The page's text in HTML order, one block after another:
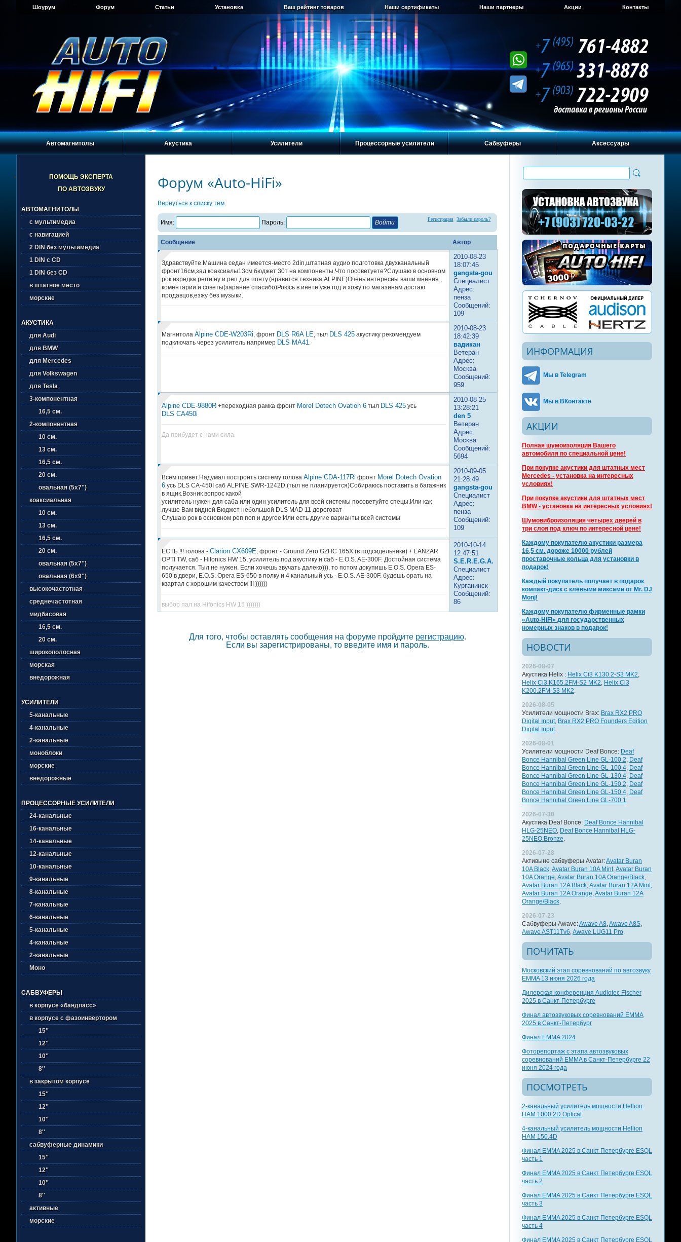
Шоурум Форум Статьи Установка Ваш рейтинг товаров Наши сертификаты Наши партнеры Акции Контакты
Автомагнитолы Акустика Усилители Процессорные усилители Сабвуферы Аксессуары
ПОМОЩЬ ЭКСПЕРТА
ПО АВТОЗВУКУ
АВТОМАГНИТОЛЫ
с мультимедиа
с навигацией
2 DIN без мультимедиа
1 DIN с CD
1 DIN без CD
в штатное место
морские
АКУСТИКА
для Audi
для BMW
для Mercedes
для Volkswagen
для Tesla
3-компонентная
16,5 см.
2-компонентная
10 см.
13 см.
16,5 см.
20 см.
овальная (5х7'')
коаксиальная
10 см.
13 см.
16,5 см.
20 см.
овальная (5х7'')
овальная (6х9'')
высокочастотная
среднечастотная
мидбасовая
16,5 см.
20 см.
широкополосная
морская
внедорожная
УСИЛИТЕЛИ
5-канальные
4-канальные
2-канальные
моноблоки
морские
внедорожные
ПРОЦЕССОРНЫЕ УСИЛИТЕЛИ
24-канальные
16-канальные
14-канальные
12-канальные
10-канальные
9-канальные
8-канальные
7-канальные
6-канальные
5-канальные
4-канальные
2-канальные
Моно
САБВУФЕРЫ
в корпусе «бандпасс»
в корпусе с фазоинвертором
15''
12''
10''
8''
в закрытом корпусе
15''
12''
10''
8''
сабвуферные динамики
15''
12''
10''
8''
активные
морские
Форум «Auto-HiFi»
Вернуться к списку тем
Имя: Пароль: Забыли пароль?
Регистрация
Сообщение Автор
Здравствуйте.Машина седан имеется-место 2din,штатная аудио подготовка двухканальный
фронт16см,зад коаксиалы13см бюджет 30т на компоненты.Что посоветуете?Слушаю в основном
рок изредка регги ну и реп для понту.(нравится техника ALPINE)Очень интересны ваши мнения ,
коментарии и советы(зарание спасибо)Роюсь в инете уже год и хожу по магазинам достаю
продавцов,езжу без музыки.
2010-08-23
18:07:45
gangsta-gou
Специалист
Адрес:
пенза
Сообщений:
109
Магнитола Alpine CDE-W203Ri, фронт DLS R6A LE, тыл DLS 425акустику рекомендуем
подключать через усилитель например DLS MA41.
2010-08-23
18:42:39
вадикан
Ветеран
Адрес:
Москва
Сообщений:
959
Alpine CDE-9880R+переходная рамка фронт Morel Dotech Ovation 6тыл DLS 425усь
DLS CA450i
Да прибудет с нами сила.
2010-08-25
13:28:21
den 5
Ветеран
Адрес:
Москва
Сообщений:
5694
Всем привет.Надумал построить систему голова Alpine CDA-117Ri фронт Morel Dotech Ovation
6усь DLS CA-450I саб ALPINE SWR-1242D.(тыл не планируется)Собираюсь поставить в багажник
в ящик.Возник вопрос какой
усилитель нужен для саба или один усилитель для всей системы посоветуйте спецы.Или как
лучше Вам видней Бюджет небольшой DLS MAD 11 дороговат
Слушаю рок в основном реп поп и другое Или есть другие варианты всей системы
2010-09-05
21:28:49
gangsta-gou
Специалист
Адрес:
пенза
Сообщений:
109
ЕСТЬ !!! голова - Clarion CX609E, фронт - Ground Zero GZHC 165X (в подсидельники) + LANZAR
OPTI TW, саб - Hifonics HW 15, усилитель под акустику и саб - E.O.S. AE-300F. Достойная система
получается. Тыл не нужен. Если хочешь звучать далеко))), то потом докупишь E.O.S. Opera ES-
650 в двери, E.O.S. Opera ES-650 в полку и 4 канальный усь - E.O.S. AE-300F. будешь орать на
квартал с хорошим качеством !!! ))))))
выбор пал на Hifonics HW 15 )))))))
2010-10-14
12:47:51
S.E.R.E.G.A.
Специалист
Адрес:
Курганинск
Сообщений:
86
Для того, чтобы оставлять сообщения на форуме пройдите регистрацию.
Если вы зарегистрированы, то введите имя и пароль.
ИНФОРМАЦИЯ
Мы в Telegram
Мы в ВКонтакте
АКЦИИ
Полная шумоизоляция Вашего
автомобиля по специальной цене!
При покупке акустики для штатных мест
Mercedes - установка на интересных
условиях!
При покупке акустики для штатных мест
BMW - установка на интересных условиях!
Шумовиброизоляция четырех дверей в
три слоя под ключ по интересной цене!
Каждому покупателю акустики размера
16,5 см. дороже 10000 рублей
проставочные кольца для установки в
подарок!
Каждый покупатель получает в подарок
компакт-диск с клёвыми миксами от Mr. DJ
Monj!
Каждому покупателю фирменные рамки
«Auto-HiFi» для государственных
номерных знаков в подарок!
НОВОСТИ
2026-08-07
Акустика Helix : Helix Ci3 K130.2-S3 MK2,
Helix Ci3 K165.2FM-S2 MK2, Helix Ci3
K200.2FM-S3 MK2.
2026-08-05
Усилители мощности Brax: Brax RX2 PRO
Digital Input, Brax RX2 PRO Founders Edition
Digital Input.
2026-08-01
Усилители мощности Deaf Bonce: Deaf
Bonce Hannibal Green Line GL-100.2, Deaf
Bonce Hannibal Green Line GL-100.4, Deaf
Bonce Hannibal Green Line GL-130.4, Deaf
Bonce Hannibal Green Line GL-150.2, Deaf
Bonce Hannibal Green Line GL-150.4, Deaf
Bonce Hannibal Green Line GL-700.1.
2026-07-30
Акустика Deaf Bonce: Deaf Bonce Hannibal
HLG-25NEO, Deaf Bonce Hannibal HLG-
25NEO Bronze.
2026-07-28
Активыне сабвуферы Avatar:Avatar Buran
10A Black,Avatar Buran 10A Mint,Avatar Buran
10A Orange,Avatar Buran 10A Orange/Black,
Avatar Buran 12A Black,Avatar Buran 12A Mint,
Avatar Buran 12A Orange,Avatar Buran 12A
Orange/Black.
2026-07-23
Сабвуферы Awave:Awave A8,Awave A8S,
Awave AST11Tv6,Awave LUG11 Pro.
ПОЧИТАТЬ
Московский этап соревнований по автозвуку
EMMA 13 июня 2026 года
Дилерская конференция Audiotec Fischer
2025 в Санкт-Петербурге
Финал автозвуковых соревнований EMMA
2025 в Санкт-Петербург
Финал EMMA 2024
Фоторепортаж с этапа автозвуковых
соревнований EMMA в Санкт-Петербурге 22
июня 2024 года
ПОСМОТРЕТЬ
2-канальный усилитель мощности Hellion
HAM 1000.2D Optical
4-канальный усилитель мощности Hellion
HAM 150.4D
Финал EMMA 2025 в Санкт Петербурге ESQL
часть 1
Финал EMMA 2025 в Санкт Петербурге ESQL
часть 2
Финал EMMA 2025 в Санкт Петербурге ESQL
часть 3
Финал EMMA 2025 в Санкт Петербурге ESQL
часть 4
Финал EMMA 2025 в Санкт Петербурге ESQL